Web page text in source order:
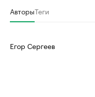
АвторыТеги
Егор Сергеев